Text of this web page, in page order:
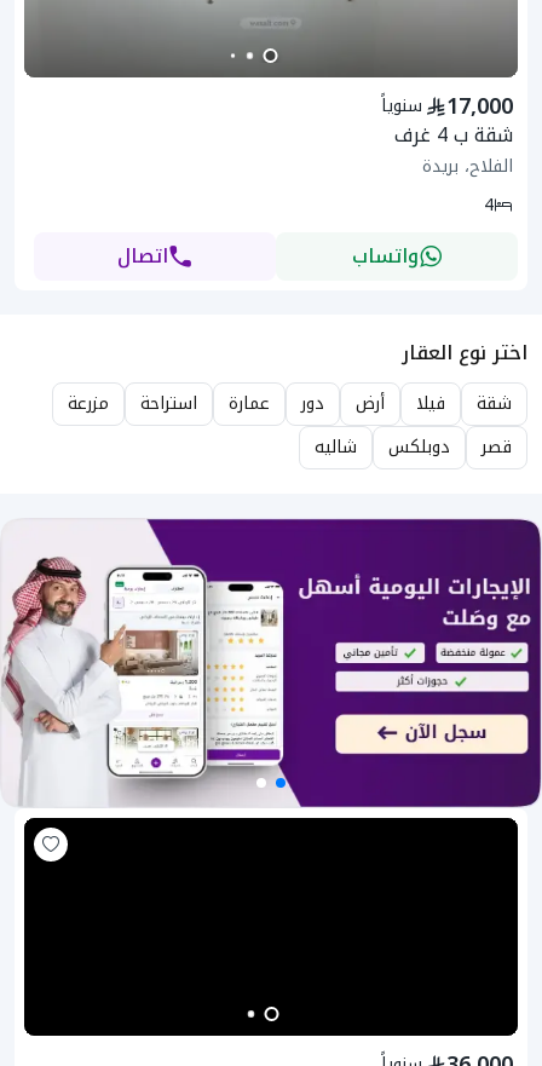
سنوياً 17,000
شقة ب 4 غرف
الفلاح، بريدة
4
واتساب اتصال
اختر نوع العقار
شقة فيلا أرض دور عمارة استراحة
مزرعة
قصر
دوبلكس شاليه